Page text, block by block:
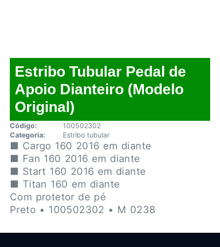
Estribo Tubular Pedal de
Apoio Dianteiro (Modelo
Original)
Código:
100502302
Categoria:
Estribo tubular
■ Cargo 160 2016 em diante
■ Fan 160 2016 em diante
■ Start 160 2016 em diante
■ Titan 160 em diante
Com protetor de pé
Preto • 100502302 • M 0238